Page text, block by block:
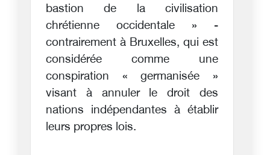
bastion de la civilisation
chrétienne occidentale » -
contrairement à Bruxelles, qui est
considérée comme une
conspiration « germanisée »
visant à annuler le droit des
nations indépendantes à établir
leurs propres lois.